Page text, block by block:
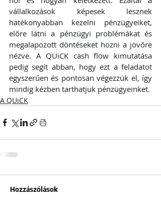
vállalkozások képesek lesznek
hatékonyabban kezelni pénzügyeiket,
előre látni a pénzügyi problémákat és
megalapozott döntéseket hozni a jövőre
nézve. A QUiCK cash flow kimutatása
pedig segít abban, hogy ezt a feladatot
egyszerűen és pontosan végezzük el, így
mindig kézben tarthatjuk pénzügyeinket.
A QUiCK
Hozzászólások